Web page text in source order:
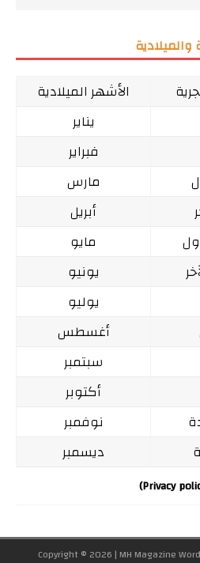
الأشهر الميلادية
يناير
فبراير
مارس
أبريل
مايو
يونيو
يوليو
أغسطس
سبتمبر
أكتوبر
نوفمبر
ديسمبر
Copyright © 2026 | MH Magazine